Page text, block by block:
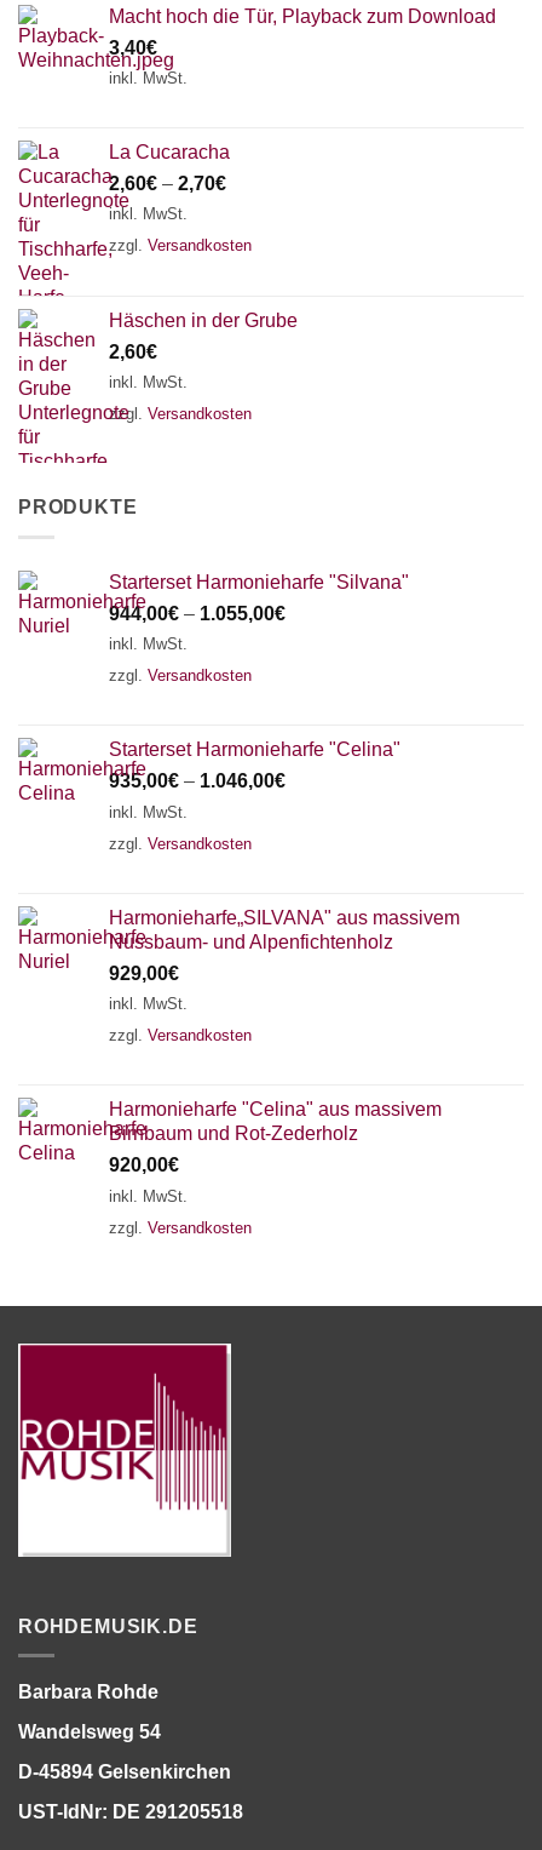
Macht hoch die Tür, Playback zum Download
3,40€
inkl. MwSt.
La Cucaracha
2,60€ – 2,70€
inkl. MwSt.
zzgl. Versandkosten
Häschen in der Grube
2,60€
inkl. MwSt.
zzgl. Versandkosten
PRODUKTE
Starterset Harmonieharfe "Silvana"
944,00€ – 1.055,00€
inkl. MwSt.
zzgl. Versandkosten
Starterset Harmonieharfe "Celina"
935,00€ – 1.046,00€
inkl. MwSt.
zzgl. Versandkosten
Harmonieharfe„SILVANA" aus massivem
Nussbaum- und Alpenfichtenholz
929,00€
inkl. MwSt.
zzgl. Versandkosten
Harmonieharfe "Celina" aus massivem
Birnbaum und Rot-Zederholz
920,00€
inkl. MwSt.
zzgl. Versandkosten
ROHDEMUSIK.DE
Barbara Rohde
Wandelsweg 54
D-45894 Gelsenkirchen
UST-IdNr: DE 291205518